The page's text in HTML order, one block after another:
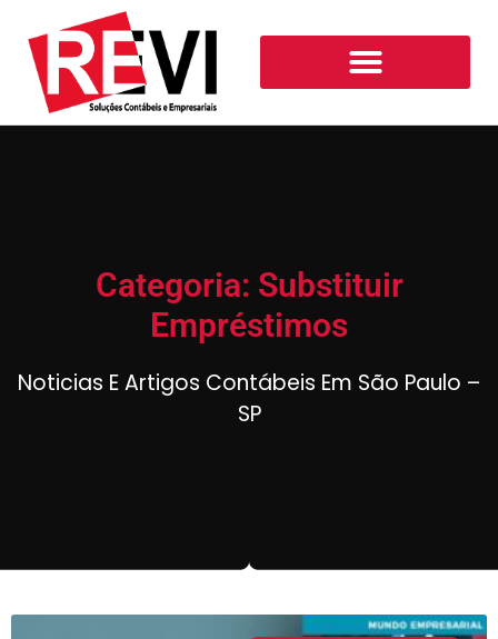
Categoria: Substituir
Empréstimos
Noticias E Artigos Contábeis Em São Paulo –
SP